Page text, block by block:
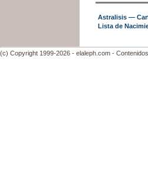
Astralisis —
Lista de
(c) Copyright 1999-2026 - elaleph.com -